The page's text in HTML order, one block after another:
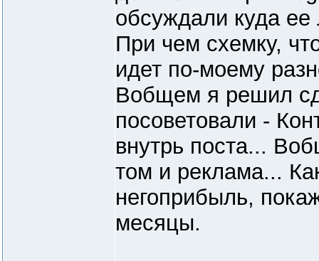
обсуждали куда ее
При чем схемку,
идет по-моему
Вобщем я решил
посоветовали -
внутрь поста...
том и реклама...
негоприбыль,
месяцы.